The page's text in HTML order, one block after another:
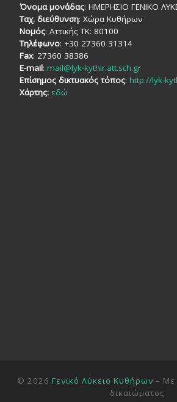
Όνομα μονάδας: ΗΜΕΡΗΣΙΟ ΓΕΝΙΚΟ
Ταχ. διεύθυνση: Χώρα Κυθήρων
Νομός: Αττικής TK: 80100
Τηλέφωνο: +30 27360 31314
Fax: 27360 38386
E-mail: mail@lyk-kythir.att.sch.gr
Επίσημος δικτυακός τόπος: http://lyk-
Χάρτης: εδώ
© 2026 Γενικό Λύκειο Κυθήρων – Με
δικαιώματος